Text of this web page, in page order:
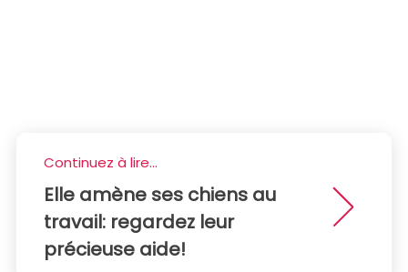
Continuez à lire...
Elle amène ses chiens au
travail: regardez leur
précieuse aide!